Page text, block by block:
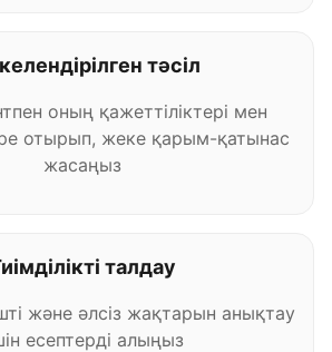
тәсіл
оның қажеттіліктері мен
отырып, жеке қарым-қатынас
жасаңыз
талдау
және әлсіз жақтарын анықтау
есептерді алыңыз